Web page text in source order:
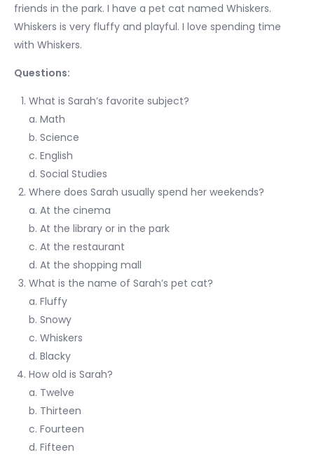
friends in the park. I have a pet cat named Whiskers.
Whiskers is very fluffy and playful. I love spending time
with Whiskers.
Questions:
What is Sarah’s favorite subject?
a. Math
b. Science
c. English
d. Social Studies
Where does Sarah usually spend her weekends?
a. At the cinema
b. At the library or in the park
c. At the restaurant
d. At the shopping mall
What is the name of Sarah’s pet cat?
a. Fluffy
b. Snowy
c. Whiskers
d. Blacky
How old is Sarah?
a. Twelve
b. Thirteen
c. Fourteen
d. Fifteen